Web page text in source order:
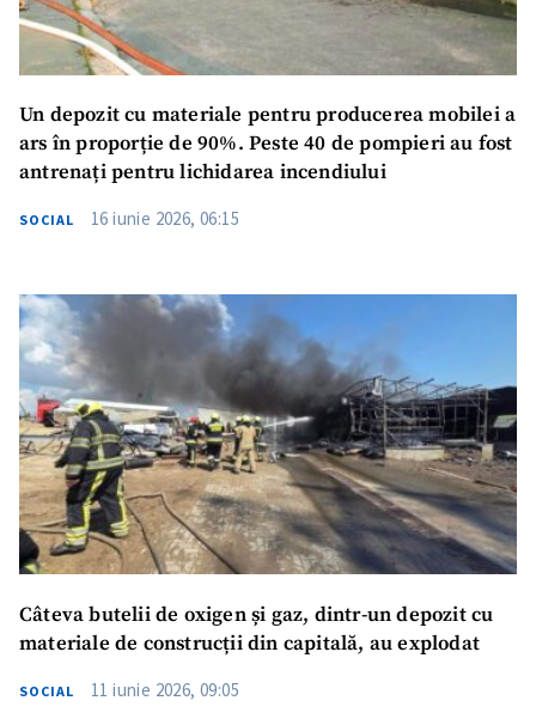
Un depozit cu materiale pentru producerea mobilei a
ars în proporție de 90%. Peste 40 de pompieri au fost
antrenați pentru lichidarea incendiului
SOCIAL 16 iunie 2026, 06:15
Câteva butelii de oxigen și gaz, dintr-un depozit cu
materiale de construcții din capitală, au explodat
SOCIAL 11 iunie 2026, 09:05